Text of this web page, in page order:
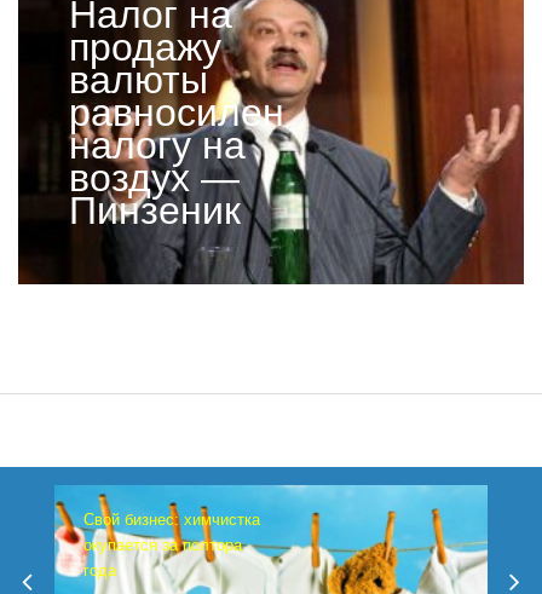
Налог на
продажу
валюты
равносилен
налогу на
воздух —
Пинзеник
Свой бизнес: химчистка
окупается за полтора
года